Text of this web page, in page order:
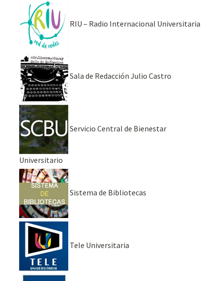
RIU – Radio Internacional Universitaria
Sala de Redacción Julio Castro
Servicio Central de Bienestar
Universitario
Sistema de Bibliotecas
Tele Universitaria